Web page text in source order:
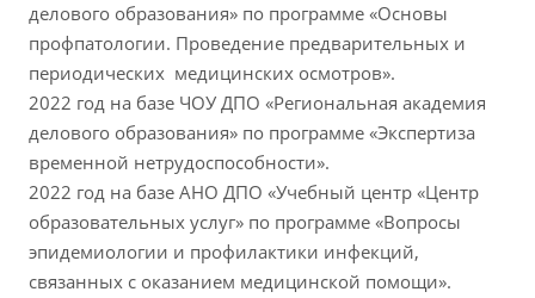
делового образования» по программе «Основы
профпатологии. Проведение предварительных и
периодических медицинских осмотров».
2022 год на базе ЧОУ ДПО «Региональная академия
делового образования» по программе «Экспертиза
временной нетрудоспособности».
2022 год на базе АНО ДПО «Учебный центр «Центр
образовательных услуг» по программе «Вопросы
эпидемиологии и профилактики инфекций,
связанных с оказанием медицинской помощи».